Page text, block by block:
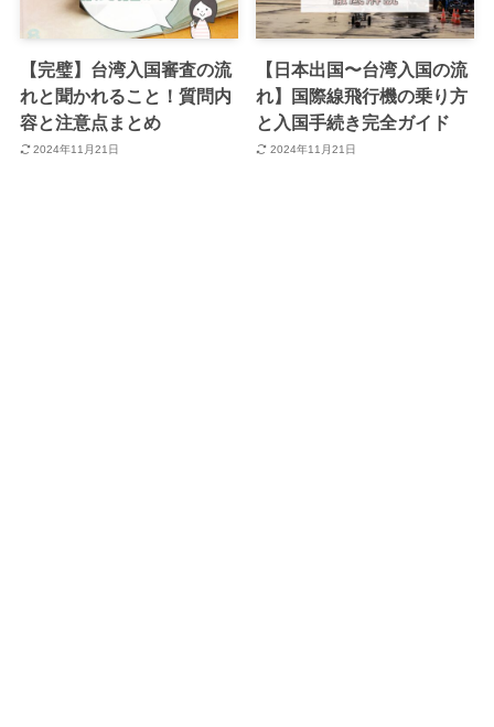
【完璧】台湾入国審査の流
れと聞かれること！質問内
容と注意点まとめ
2024年11月21日
【日本出国〜台湾入国の流
れ】国際線飛行機の乗り方
と入国手続き完全ガイド
2024年11月21日